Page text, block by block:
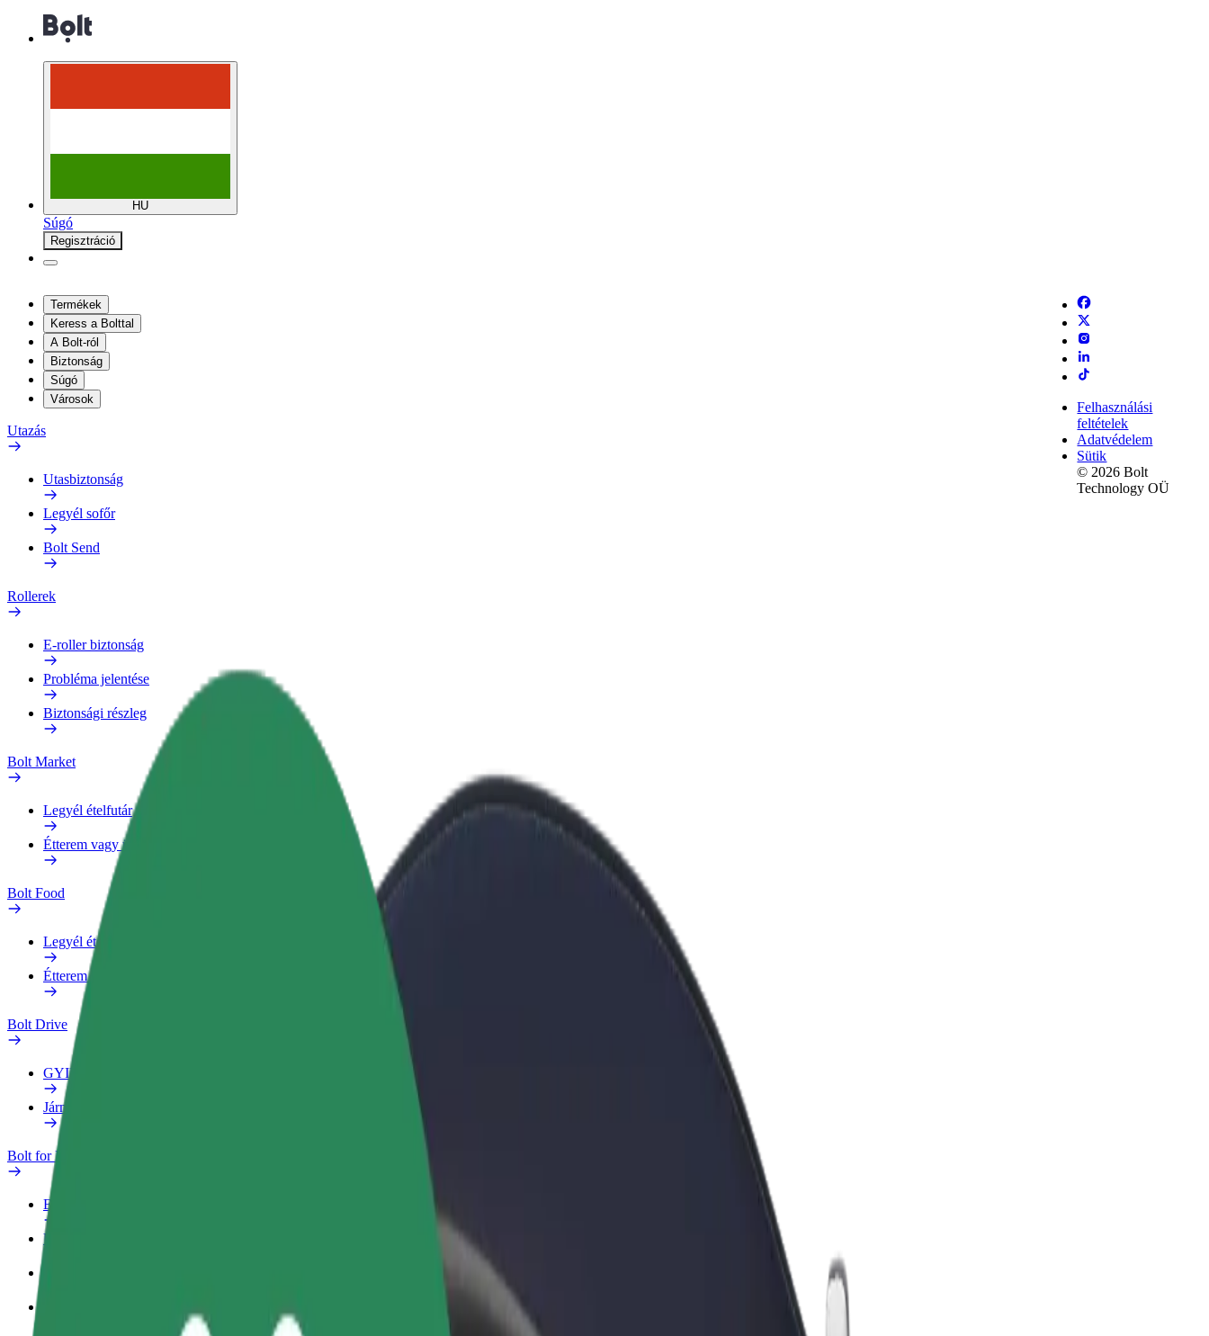
HU
Súgó
Regisztráció
Termékek
Keress a Bolttal
A Bolt-ról
Biztonság
Súgó
Városok
Utazás
Utasbiztonság
Legyél sofőr
Bolt Send
Rollerek
E-roller biztonság
Probléma jelentése
Biztonsági részleg
Bolt Market
Legyél ételfutár
Étterem vagy üzlet hozzáadása
Bolt Food
Legyél ételfutár
Étterem vagy üzlet hozzáadása
Bolt Drive
GYIK
Jármű jelentése
Bolt for Business
Előnyök
Üzleti profil
Felhasználási
feltételek
Adatvédelem
Sütik
© 2026 Bolt
Technology OÜ